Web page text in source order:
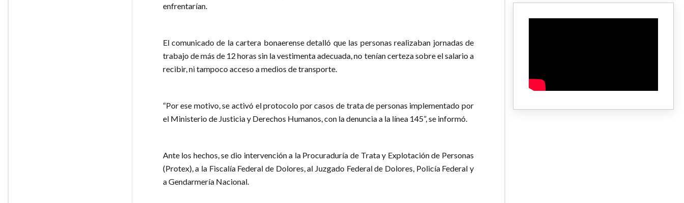
enfrentarían.
El comunicado de la cartera bonaerense detalló que las personas realizaban jornadas de
trabajo de más de 12 horas sin la vestimenta adecuada, no tenían certeza sobre el salario a
recibir, ni tampoco acceso a medios de transporte.
“Por ese motivo, se activó el protocolo por casos de trata de personas implementado por
el Ministerio de Justicia y Derechos Humanos, con la denuncia a la línea 145”, se informó.
Ante los hechos, se dio intervención a la Procuraduría de Trata y Explotación de Personas
(Protex), a la Fiscalía Federal de Dolores, al Juzgado Federal de Dolores, Policía Federal y
a Gendarmería Nacional.